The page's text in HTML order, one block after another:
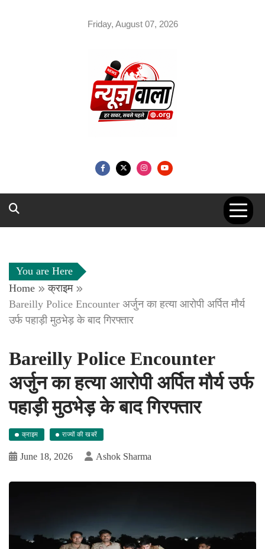
Friday, August 07, 2026
You are Here
Home
क्राइम
Bareilly Police Encounter अर्जुन का हत्या आरोपी अर्पित मौर्य
उर्फ पहाड़ी मुठभेड़ के बाद गिरफ्तार
Bareilly Police Encounter
अर्जुन का हत्या आरोपी अर्पित मौर्य उर्फ
पहाड़ी मुठभेड़ के बाद गिरफ्तार
क्राइम राज्यों की खबरें
June 18, 2026 Ashok Sharma